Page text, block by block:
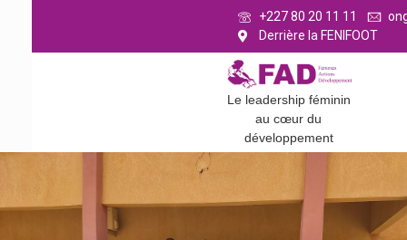
+227 80 20 11 11
Derrière la FENIFOOT
Le leadership féminin
au cœur du
développement